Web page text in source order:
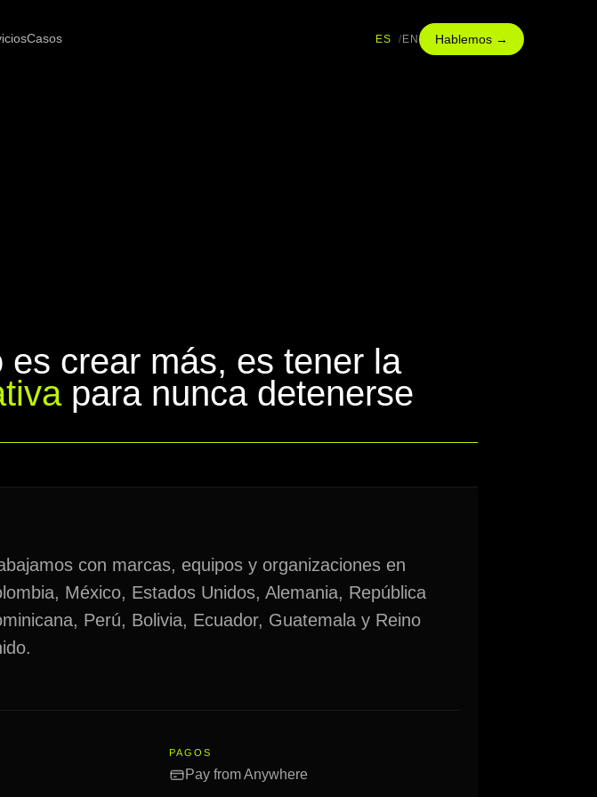
Casos ES EN Hablemos →
crear más, es tener la
para nunca detenerse
con marcas, equipos y organizaciones en
México, Estados Unidos, Alemania, República
Perú, Bolivia, Ecuador, Guatemala y Reino
PAGOS
Pay from Anywhere